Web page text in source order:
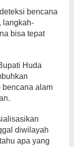
bencana
langkah-
bisa tepat
Huda
bencana alam
diwilayah
apa yang